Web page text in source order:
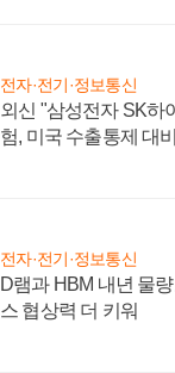
전자·전기·정보통신
외신 "삼성전자 SK하
험, 미국 수출통제 대
전자·전기·정보통신
D램과 HBM 내년 물
스 협상력 더 키워